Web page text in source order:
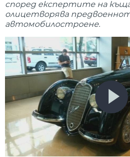
според експертите на
олицетворява
автомобилостроене.